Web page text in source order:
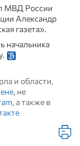
МВД России
Александр
газета».
начальника
и области,
, не
, а также в